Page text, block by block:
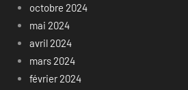
octobre 2024
mai 2024
avril 2024
mars 2024
février 2024